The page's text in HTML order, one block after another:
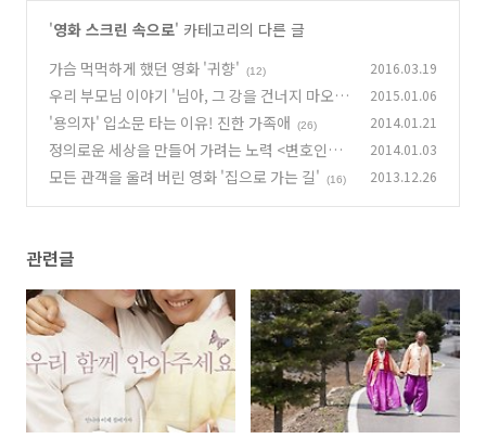
'영화 스크린 속으로' 카테고리의 다른 글
가슴 먹먹하게 했던 영화 '귀향'
(12) 2016.03.19
우리 부모님 이야기 '님아, 그 강을 건너지 마오'
(33)
2015.01.06
'용의자' 입소문 타는 이유! 진한 가족애 (26) 2014.01.21
정의로운 세상을 만들어 가려는 노력 <변호인>
(22)
2014.01.03
모든 관객을 울려 버린 영화 '집으로 가는 길' (16) 2013.12.26
관련글